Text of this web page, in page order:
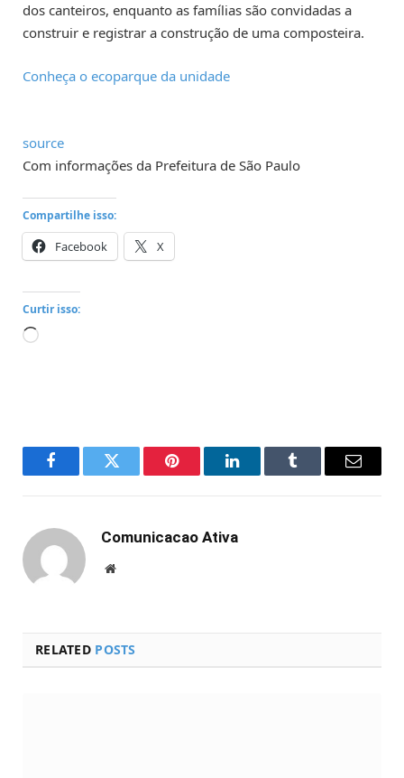
dos canteiros, enquanto as famílias são convidadas a
construir e registrar a construção de uma composteira.
Conheça o ecoparque da unidade
source
Com informações da Prefeitura de São Paulo
Compartilhe isso:
Facebook X
Curtir isso:
Carregando...
FacebookTwitter Pinterest LinkedInTumblr Email
Comunicacao Ativa
Website
RELATED POSTS